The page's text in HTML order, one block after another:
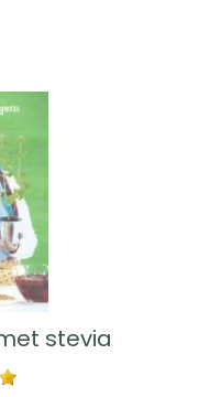
stevia